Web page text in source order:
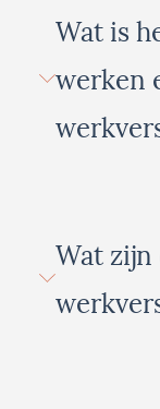
Wat is
werken
Wat zijn